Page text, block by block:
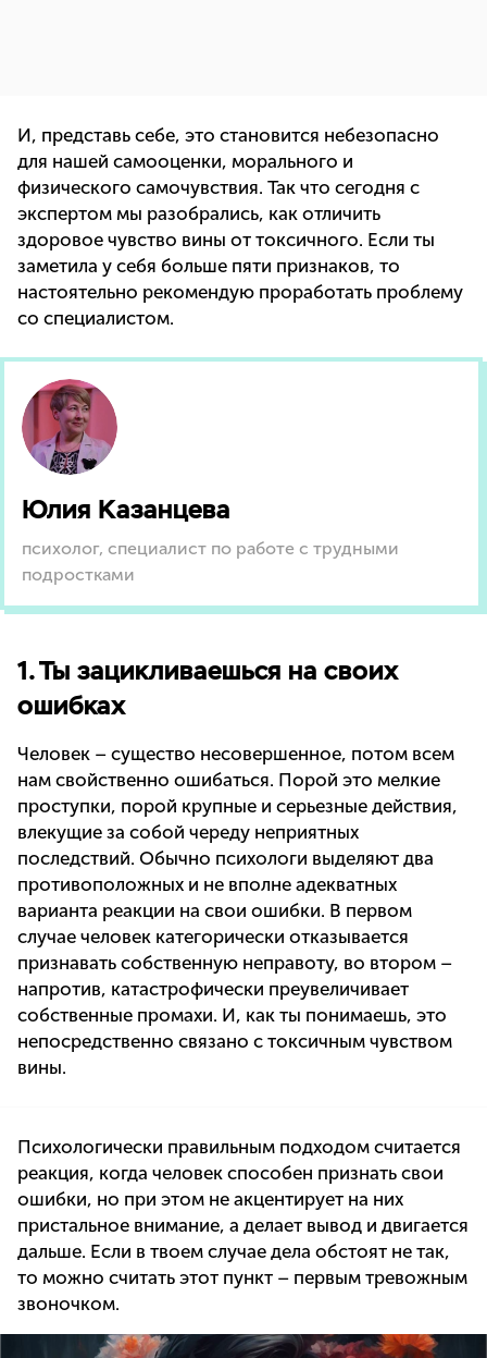
И, представь себе, это становится небезопасно
для нашей самооценки, морального и
физического самочувствия. Так что сегодня с
экспертом мы разобрались, как отличить
здоровое чувство вины от токсичного. Если ты
заметила у себя больше пяти признаков, то
настоятельно рекомендую проработать проблему
со специалистом.
Юлия Казанцева
психолог, специалист по работе с трудными
подростками
1. Ты зацикливаешься на своих
ошибках
Человек – существо несовершенное, потом всем
нам свойственно ошибаться. Порой это мелкие
проступки, порой крупные и серьезные действия,
влекущие за собой череду неприятных
последствий. Обычно психологи выделяют два
противоположных и не вполне адекватных
варианта реакции на свои ошибки. В первом
случае человек категорически отказывается
признавать собственную неправоту, во втором –
напротив, катастрофически преувеличивает
собственные промахи. И, как ты понимаешь, это
непосредственно связано с токсичным чувством
вины.
Психологически правильным подходом считается
реакция, когда человек способен признать свои
ошибки, но при этом не акцентирует на них
пристальное внимание, а делает вывод и двигается
дальше. Если в твоем случае дела обстоят не так,
то можно считать этот пункт – первым тревожным
звоночком.